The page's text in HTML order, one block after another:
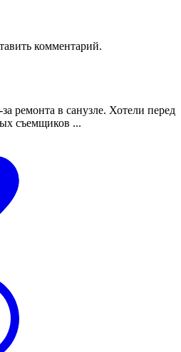
комментарий.
ремонта в санузле. Хотели перед
съемщиков ...